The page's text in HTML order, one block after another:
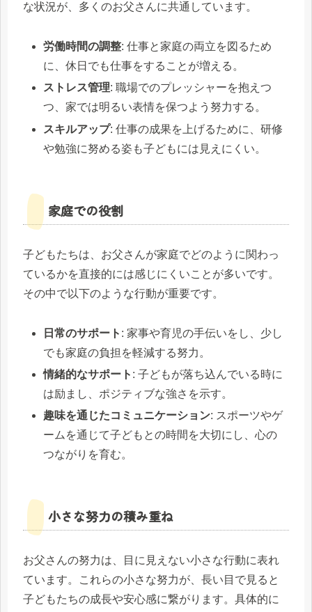
な状況が、多くのお父さんに共通しています。
労働時間の調整: 仕事と家庭の両立を図るため
に、休日でも仕事をすることが増える。
ストレス管理: 職場でのプレッシャーを抱えつ
つ、家では明るい表情を保つよう努力する。
スキルアップ: 仕事の成果を上げるために、研修
や勉強に努める姿も子どもには見えにくい。
家庭での役割
子どもたちは、お父さんが家庭でどのように関わっ
ているかを直接的には感じにくいことが多いです。
その中で以下のような行動が重要です。
日常のサポート : 家事や育児の手伝いをし、少し
でも家庭の負担を軽減する努力。
情緒的なサポート : 子どもが落ち込んでいる時に
は励まし、ポジティブな強さを示す。
趣味を通じたコミュニケーション: スポーツやゲ
ームを通じて子どもとの時間を大切にし、心の
つながりを育む。
小さな努力の積み重ね
お父さんの努力は、目に見えない小さな行動に表れ
ています。これらの小さな努力が、長い目で見ると
子どもたちの成長や安心感に繋がります。具体的に